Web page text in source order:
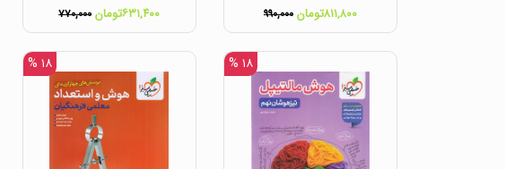
۸۱۱,۸۰۰تومان ۹۹۰,۰۰۰ ۶۳۱,۴۰۰تومان ۷۷۰,۰۰۰
۱۸ % ۱۸ %